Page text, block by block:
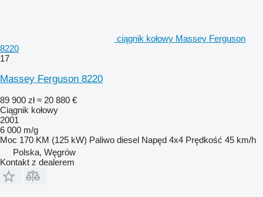
ciągnik kołowy Massey Ferguson
8220
17
Massey Ferguson 8220
89 900 zł ≈ 20 880 €
Ciągnik kołowy
2001
6 000 m/g
Moc 170 KM (125 kW) Paliwo diesel Napęd 4x4 Prędkość 45 km/h
Polska, Węgrów
Kontakt z dealerem